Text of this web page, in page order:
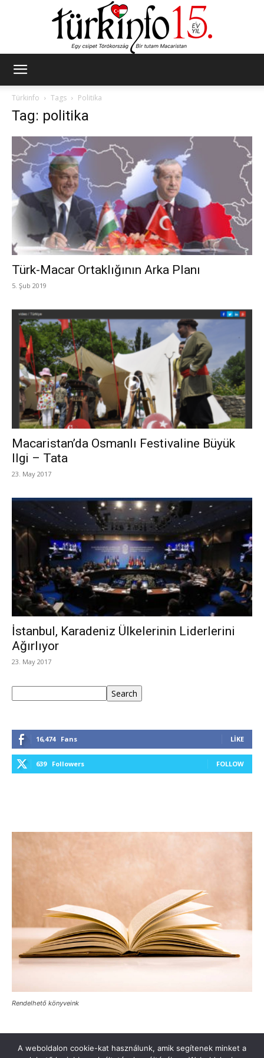
Türkinfo
Tags Politika
Tag: politika
Türk-Macar Ortaklığının Arka Planı
5. Şub 2019
Macaristan’da Osmanlı Festivaline Büyük
Ilgi – Tata
23. May 2017
İstanbul, Karadeniz Ülkelerinin Liderlerini
Ağırlıyor
23. May 2017
Search
16,474 Fans LIKE
639 Followers FOLLOW
Rendelhető könyveink
A weboldalon cookie-kat használunk, amik segítenek minket a